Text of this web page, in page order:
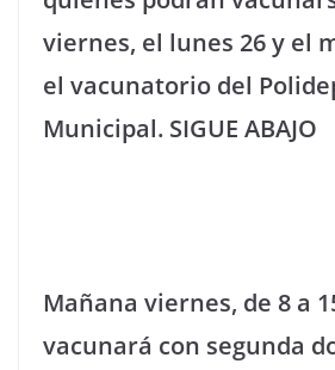
viernes, el lunes 26 y el
el vacunatorio del
Municipal. SIGUE ABAJO
Mañana viernes, de 8 a
vacunará con segunda